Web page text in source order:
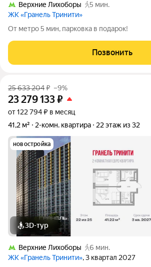
Верхние Лихоборы
5 мин.
ЖК «Гранель Тринити»
От метро 5 мин, парковка в подарок!
Позвонить
25 633 204₽ –9%
23 279 133₽
от 122 794 ₽ в месяц
41,2 м²
2-комн. квартира 22 этаж из 32
новостройка
3D-тур
Верхние Лихоборы
6 мин.
ЖК «Гранель Тринити», 3 квартал 2027